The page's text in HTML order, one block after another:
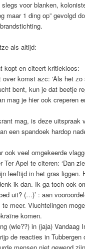
voor blanken,
maar 1 ding op” gevolgd
als altijd:
kopt en citeert kritiekloos:
over komst azc: ‘Als het
bent, kun je dat beetje
mag je hier ook creperen
mag, is deze uitspraak
een spandoek hardop
ook veel omgekeerde
Ter Apel te citeren: ‘Dan
leeftijd in het gras liggen.
ik dan. Ik ga toch ook
uit? (…)’ : aan
meer. Vluchtelingen
komen.
(wie??) in (jaja) Vandaag
de reacties in Tubbergen